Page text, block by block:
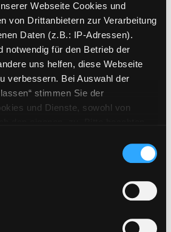
Webseite Cookies und
von Drittanbietern zur Verarbeitung
Daten (z.B.: IP-Adressen).
notwendig für den Betrieb der
uns helfen, diese Webseite
verbessern. Bei Auswahl der
stimmen Sie der
und Dienste, sowohl von
eine Verarbeitung in
(Länder außerhalb des EWR
stattfinden kann. In
können aktuell Risiken für
solche Cookies oder Dienste
Details von Bruce Springsteen
Sachbuch
Springsteen
Kleiner, Marcus S.Suche nach
2022Verlag: Stuttgart, Reclam
Reclam100 Seiten
Details von Langeweile anzeigen
Suche nach
Stuttgart, Reclam